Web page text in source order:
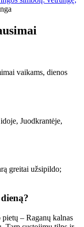
vaikams, dienos
Juodkrantėje,
greitai užsipildo;
– Raganų kalnas